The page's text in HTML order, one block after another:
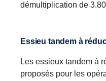
démultiplication de
Essieu tandem à
Les essieux tandem à
proposés pour les